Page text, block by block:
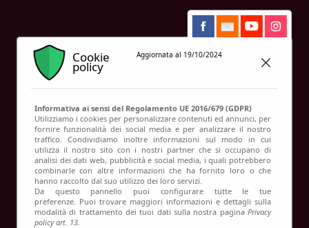
Salerno
Cookie
policy
Aggiornata al 19/10/2024
Informativa ai sensi del Regolamento UE 2016/679 (GDPR)
Utilizziamo i cookies per personalizzare contenuti ed annunci, per
fornire funzionalità dei social media e per analizzare il nostro
traffico. Condividiamo inoltre informazioni sul modo in cui
utilizza il nostro sito con i nostri partner che si occupano di
analisi dei dati web, pubblicità e social media, i quali potrebbero
combinarle con altre informazioni che ha fornito loro o che
hanno raccolto dal suo utilizzo dei loro servizi.
Da questo pannello puoi configurare tutte le tue
preferenze. Puoi trovare maggiori informazioni e dettagli sulla
modalità di trattamento dei tuoi dati sulla nostra paginaPrivacy
policy art. 13.